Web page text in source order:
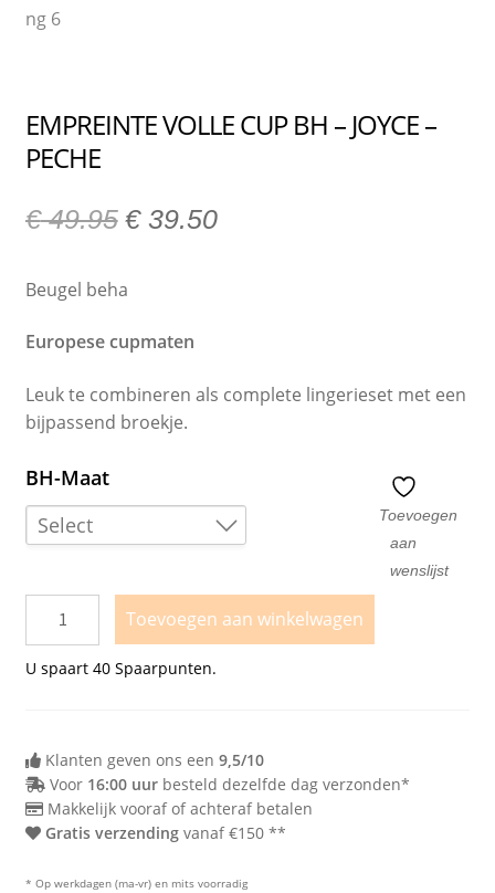
EMPREINTE VOLLE CUP BH – JOYCE –
PECHE
€49.95 €39.50
Beugel beha
Europese cupmaten
Leuk te combineren als complete lingerieset met een
bijpassend broekje.
BH-Maat
Select
95D
105D
100E
Toevoegen aan winkelwagen
U spaart 40Spaarpunten.
Toevoegen
aan
wenslijst
Klanten geven ons een 9,5/10
Voor 16:00 uurbesteld dezelfde dag verzonden*
Makkelijk vooraf of achteraf betalen
Gratis verzendingvanaf €150 **
* Op werkdagen (ma-vr) en mits voorradig